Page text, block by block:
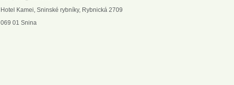
Hotel Kamei, Sninské rybníky, Rybnická 2709
069 01 Snina